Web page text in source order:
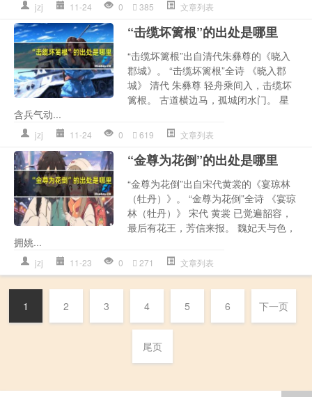
jzj 11-24 0 385 文章列表
“击缆坏篱根”的出处是哪里
“击缆坏篱根”出自清代朱彝尊的《晓入
郡城》。 “击缆坏篱根”全诗 《晓入郡
城》 清代 朱彝尊 轻舟乘间入，击缆坏
篱根。 古道横边马，孤城闭水门。 星
含兵气动...
jzj 11-24 0 619 文章列表
“金尊为花倒”的出处是哪里
“金尊为花倒”出自宋代黄裳的《宴琼林
（牡丹）》。 “金尊为花倒”全诗 《宴琼
林（牡丹）》 宋代 黄裳 已觉遍韶容，
最后有花王，芳信来报。 魏妃天与色，
拥姚...
jzj 11-23 0 271 文章列表
1 2 3 4 5 6 下一页
尾页